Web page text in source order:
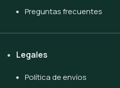
Preguntas frecuentes
Legales
Política de envíos